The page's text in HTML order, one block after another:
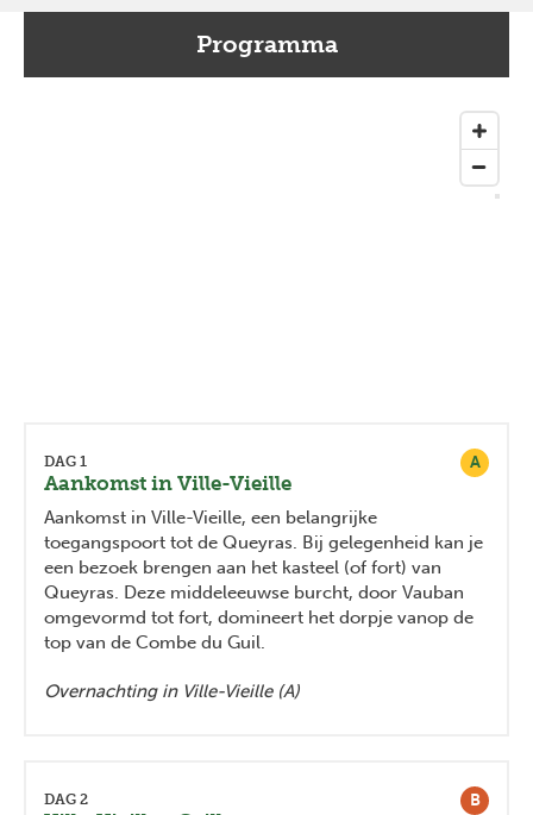
Programma
A
DAG 1
Aankomst in Ville-Vieille
Aankomst in Ville-Vieille, een belangrijke
toegangspoort tot de Queyras. Bij gelegenheid kan je
een bezoek brengen aan het kasteel (of fort) van
Queyras. Deze middeleeuwse burcht, door Vauban
omgevormd tot fort, domineert het dorpje vanop de
top van de Combe du Guil.
Overnachting in Ville-Vieille (A)
B
DAG 2